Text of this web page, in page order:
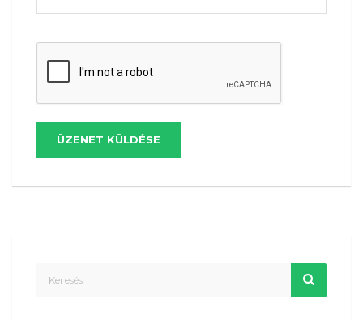
ÜZENET KÜLDÉSE